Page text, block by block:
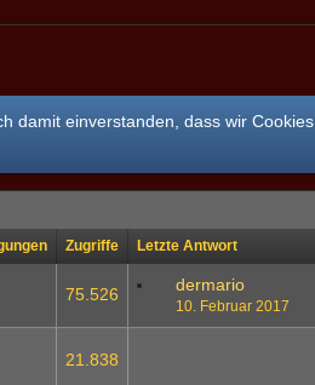
damit einverstanden, dass wir Cookies
Zugriffe Letzte Antwort
75.526 dermario
10. Februar 2017
21.838